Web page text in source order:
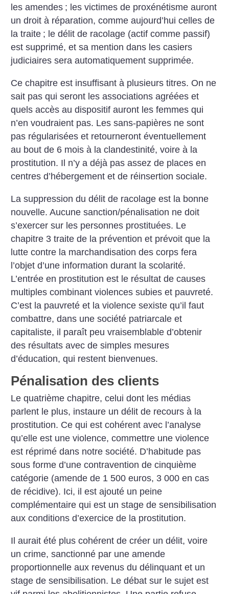
les amendes ; les victimes de proxénétisme auront
un droit à réparation, comme aujourd’hui celles de
la traite ; le délit de racolage (actif comme passif)
est supprimé, et sa mention dans les casiers
judiciaires sera automatiquement supprimée.
Ce chapitre est insuffisant à plusieurs titres. On ne
sait pas qui seront les associations agréées et
quels accès au dispositif auront les femmes qui
n’en voudraient pas. Les sans-papières ne sont
pas régularisées et retourneront éventuellement
au bout de 6 mois à la clandestinité, voire à la
prostitution. Il n’y a déjà pas assez de places en
centres d’hébergement et de réinsertion sociale.
La suppression du délit de racolage est la bonne
nouvelle. Aucune sanction/pénalisation ne doit
s’exercer sur les personnes prostituées. Le
chapitre 3 traite de la prévention et prévoit que la
lutte contre la marchandisation des corps fera
l’objet d’une information durant la scolarité.
L’entrée en prostitution est le résultat de causes
multiples combinant violences subies et pauvreté.
C’est la pauvreté et la violence sexiste qu’il faut
combattre, dans une société patriarcale et
capitaliste, il paraît peu vraisemblable d’obtenir
des résultats avec de simples mesures
d’éducation, qui restent bienvenues.
Pénalisation des clients
Le quatrième chapitre, celui dont les médias
parlent le plus, instaure un délit de recours à la
prostitution. Ce qui est cohérent avec l’analyse
qu’elle est une violence, commettre une violence
est réprimé dans notre société. D’habitude pas
sous forme d’une contravention de cinquième
catégorie (amende de 1 500 euros, 3 000 en cas
de récidive). Ici, il est ajouté un peine
complémentaire qui est un stage de sensibilisation
aux conditions d’exercice de la prostitution.
Il aurait été plus cohérent de créer un délit, voire
un crime, sanctionné par une amende
proportionnelle aux revenus du délinquant et un
stage de sensibilisation. Le débat sur le sujet est